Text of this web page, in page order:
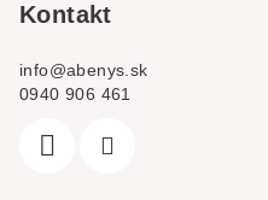
Kontakt
info@abenys.sk
0940 906 461